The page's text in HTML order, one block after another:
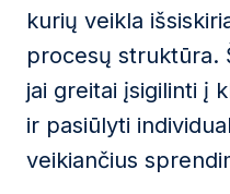
kurių veikla
procesų struktūra.
jai greitai įsigilinti į
ir pasiūlyti
veikiančius